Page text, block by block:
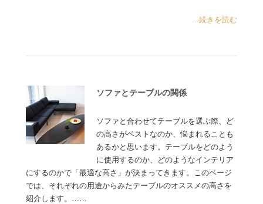
...続きを読む
ソファとテーブルの関係
ソファと合わせてテーブルを選ぶ際、ど
の高さがベストなのか、悩まれることも
あるかと思います。テーブルをどのよう
に使用するのか、どのようなインテリア
にするのかで「最適な高さ」が決まってきます。このページ
では、それぞれの用途からみたテーブルのオススメの高さを
紹介します。……